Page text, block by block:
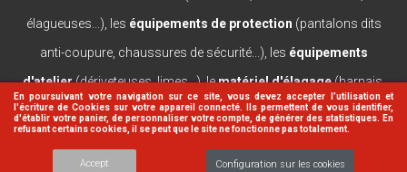
En poursuivant votre navigation sur ce site, vous devez accepter l’utilisation et
l'écriture de Cookies sur votre appareil connecté. Ils permettent de vous identifier,
d'établir votre panier, de personnaliser votre compte, de générer des statistiques. En
refusant certains cookies, il se peut que le site ne fonctionne pas totalement.
Accept Configuration sur les cookies
élagueuses...), les équipements de protection (pantalons dits
anti-coupure, chaussures de sécurité...), les équipements
d'atelier(dériveteuses, limes...), lematériel d'élagage(harnais,
casques, lanceurs...).